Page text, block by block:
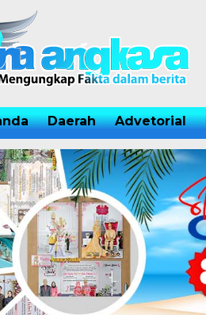
Daerah Advetorial